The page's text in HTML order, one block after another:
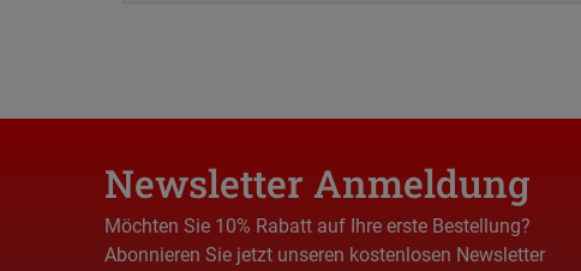
Newsletter Anmeldung
Möchten Sie 10% Rabatt auf Ihre erste Bestellung?
Abonnieren Sie jetzt unseren kostenlosen Newsletter